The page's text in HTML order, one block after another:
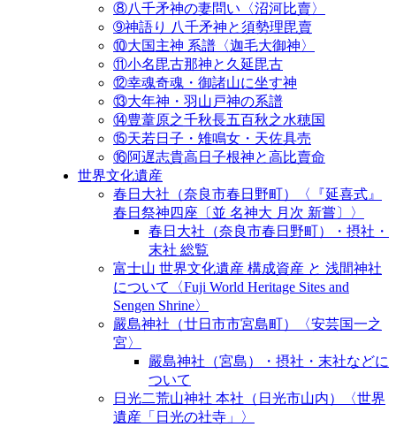
⑧八千矛神の妻問い〈沼河比賣〉
➈神語り 八千矛神と須勢理毘賣
⑩大国主神 系譜〈迦毛大御神〉
⑪小名毘古那神と久延毘古
⑫幸魂奇魂・御諸山に坐す神
⑬大年神・羽山戸神の系譜
⑭豊葦原之千秋長五百秋之水穂国
⑮天若日子・雉鳴女・天佐具売
⑯阿遅志貴高日子根神と高比賣命
世界文化遺産
春日大社（奈良市春日野町）〈『延喜式』
春日祭神四座〔並 名神大 月次 新嘗〕〉
春日大社（奈良市春日野町）・摂社・
末社 総覧
富士山 世界文化遺産 構成資産 と 浅間神社
について〈Fuji World Heritage Sites and
Sengen Shrine〉
嚴島神社（廿日市市宮島町）〈安芸国一之
宮〉
嚴島神社（宮島）・摂社・末社などに
ついて
日光二荒山神社 本社（日光市山内）〈世界
遺産「日光の社寺」〉